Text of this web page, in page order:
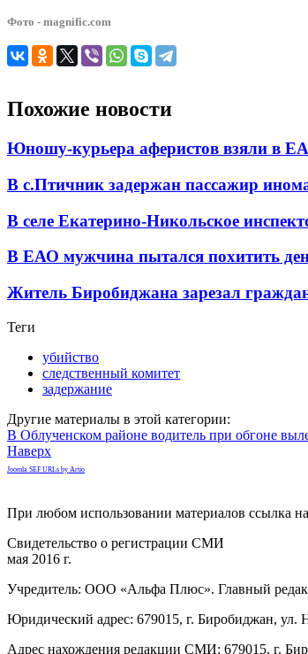
Фото - magnific.com
Похожие новости
Юношу-курьера аферистов взяли в
В с.Птичник задержан пассажир
В селе Екатерино-Никольское
В ЕАО мужчина пытался похитить
Житель Биробиджана зарезал
Теги
убийство
следственный комитет
задержание
Другие материалы в этой категории:
В Облученском районе водитель при обгоне
Наверх
Joomla SEF URLs by Artio
При любом использовании материалов ссылка на
Свидетельство о регистрации СМИ
мая 2016 г.
Учредитель: ООО «Альфа Плюс». Главный
Юридический адрес: 679015, г. Биробиджан, ул.
Адрес нахождения редакции СМИ: 679015, г.